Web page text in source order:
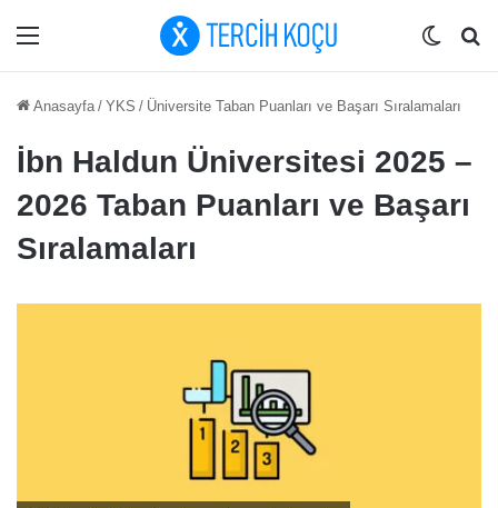
Menü Dış
Anasayfa / YKS / Üniversite Taban Puanları ve Başarı Sıralamaları
İbn Haldun Üniversitesi 2025 –
2026 Taban Puanları ve Başarı
Sıralamaları